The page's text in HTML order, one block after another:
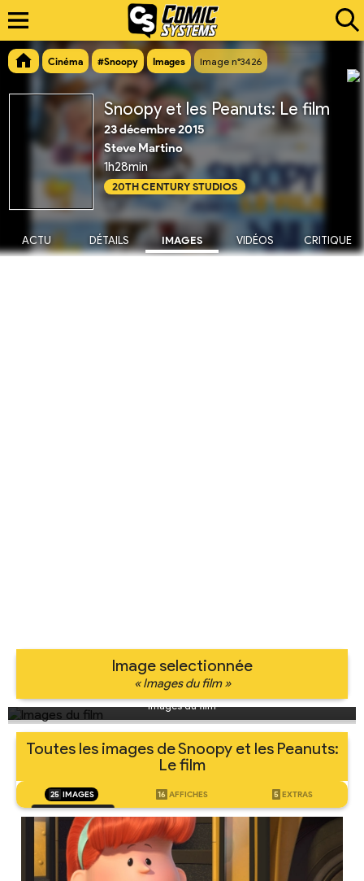
Cinéma #Snoopy Images Image n°3426
Snoopy et les Peanuts: Le film
23 décembre 2015
Steve Martino
1h28min
20TH CENTURY STUDIOS
ACTU DÉTAILS IMAGES VIDÉOS CRITIQUE
Image selectionnée
« Images du film »
Images du film
Toutes les images de Snoopy et les Peanuts:
Le film
25 IMAGES 16 AFFICHES 5 EXTRAS